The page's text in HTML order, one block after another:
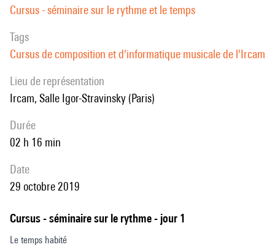
Cursus - séminaire sur le rythme et le temps
Tags
Cursus de composition et d'informatique musicale de l'Ircam
Lieu de représentation
Ircam, Salle Igor-Stravinsky (Paris)
durée
02 h 16 min
date
29 octobre 2019
Cursus - séminaire sur le rythme - jour 1
Le temps habité